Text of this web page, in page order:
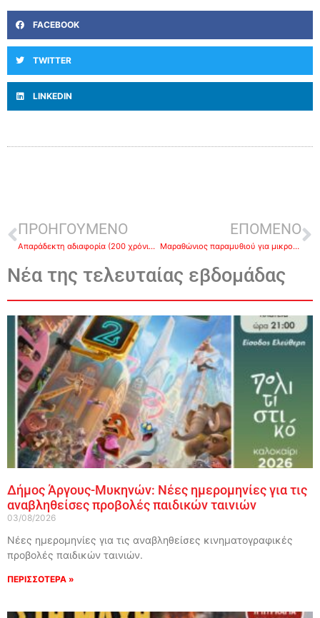
FACEBOOK
TWITTER
LINKEDIN
ΠΡΟΗΓΟΥΜΕΝΟ
Απαράδεκτη αδιαφορία (200 χρόνια εθνικής μνήμης, 200 χρόνια εγκατάλειψης)-Γράφει ο Γιώργος Τσούρνος
ΕΠΟΜΕΝΟ
Μαραθώνιος παραμυθιού για μικρούς και μεγάλους στο Ναύπλιο
Νέα της τελευταίας εβδομάδας
Δήμος Άργους-Μυκηνών: Νέες ημερομηνίες για τις
αναβληθείσες προβολές παιδικών ταινιών
03/08/2026
Νέες ημερομηνίες για τις αναβληθείσες κινηματογραφικές
προβολές παιδικών ταινιών.
ΠΕΡΙΣΣΟΤΕΡΑ »